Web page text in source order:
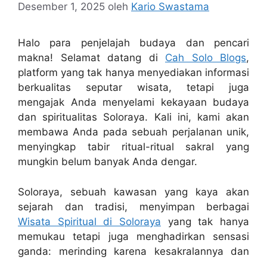
Desember 1, 2025 oleh Kario Swastama
Halo para penjelajah budaya dan pencari
makna! Selamat datang di Cah Solo Blogs,
platform yang tak hanya menyediakan informasi
berkualitas seputar wisata, tetapi juga
mengajak Anda menyelami kekayaan budaya
dan spiritualitas Soloraya. Kali ini, kami akan
membawa Anda pada sebuah perjalanan unik,
menyingkap tabir ritual-ritual sakral yang
mungkin belum banyak Anda dengar.
Soloraya, sebuah kawasan yang kaya akan
sejarah dan tradisi, menyimpan berbagai
Wisata Spiritual di Soloraya yang tak hanya
memukau tetapi juga menghadirkan sensasi
ganda: merinding karena kesakralannya dan